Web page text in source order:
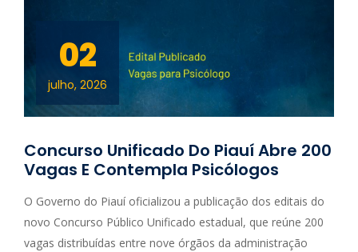
02
julho, 2026
Concurso Unificado Do Piauí Abre 200
Vagas E Contempla Psicólogos
O Governo do Piauí oficializou a publicação dos editais do
novo Concurso Público Unificado estadual, que reúne 200
vagas distribuídas entre nove órgãos da administração